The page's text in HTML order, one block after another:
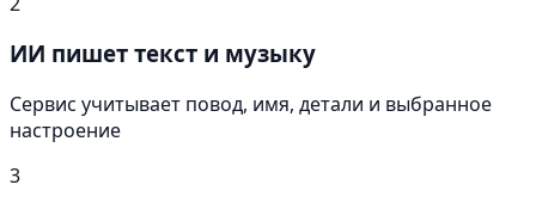
ИИ пишет текст и музыку
Сервис учитывает повод, имя, детали и выбранное
настроение
3